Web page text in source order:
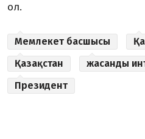
ол.
Мемлекет басшысы
Қазақстан
жасанды
Президент